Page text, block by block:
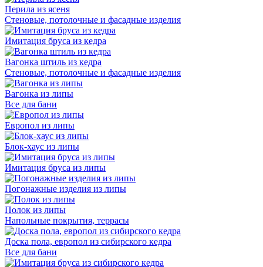
Перила из ясеня
Стеновые, потолочные и фасадные изделия
Имитация бруса из кедра
Вагонка штиль из кедра
Стеновые, потолочные и фасадные изделия
Вагонка из липы
Все для бани
Европол из липы
Блок-хаус из липы
Имитация бруса из липы
Погонажные изделия из липы
Полок из липы
Напольные покрытия, террасы
Доска пола, европол из сибирского кедра
Все для бани